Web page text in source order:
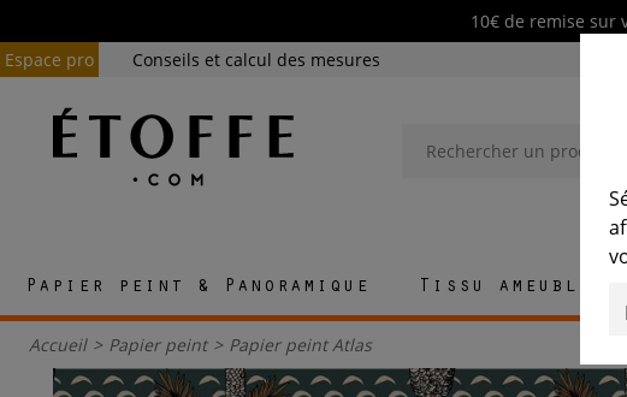
10€ de remise sur
Espace pro
Conseils et calcul des mesures
Papier peint & Panoramique Tissu
Accueil > Papier peint > Papier peint Atlas